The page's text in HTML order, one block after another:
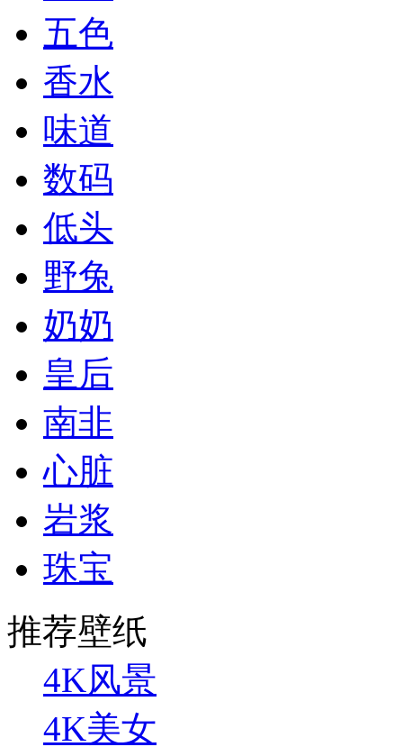
五色
香水
味道
数码
低头
野兔
奶奶
皇后
南非
心脏
岩浆
珠宝
推荐壁纸
4K风景
4K美女